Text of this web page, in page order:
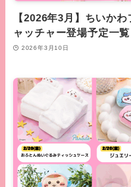
【2026年3月】ちいか
ャッチャー登場予定一覧
2026年3月10日